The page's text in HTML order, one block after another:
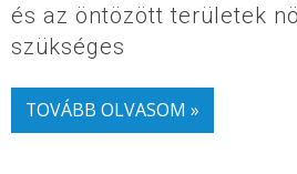
és az öntözött területek
szükséges
TOVÁBB OLVASOM »